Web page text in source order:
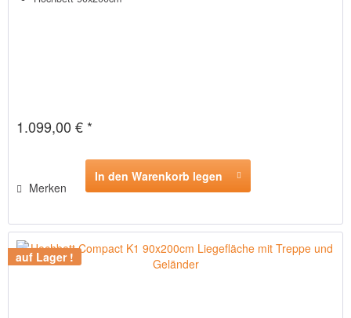
1.099,00 € *
Merken
In den Warenkorb legen
auf Lager !